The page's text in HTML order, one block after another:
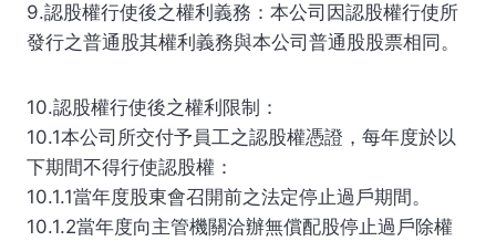
9.認股權行使後之權利義務：本公司因認股權行使所
發行之普通股其權利義務與本公司普通股股票相同。
10.認股權行使後之權利限制：
10.1本公司所交付予員工之認股權憑證，每年度於以
下期間不得行使認股權：
10.1.1當年度股東會召開前之法定停止過戶期間。
10.1.2當年度向主管機關洽辦無償配股停止過戶除權